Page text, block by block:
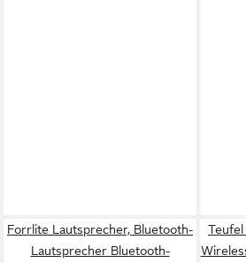
Forrlite Lautsprecher, Bluetooth-
Lautsprecher Bluetooth-